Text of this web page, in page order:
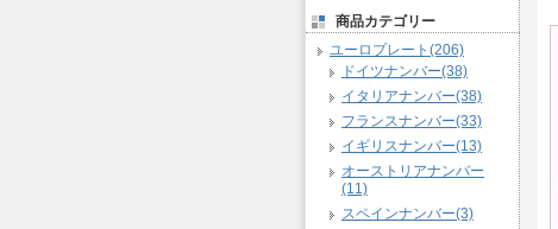
商品カテゴリー
ユーロプレート(206)
ドイツナンバー(38)
イタリアナンバー(38)
フランスナンバー(33)
イギリスナンバー(13)
オーストリアナンバー
(11)
スペインナンバー(3)